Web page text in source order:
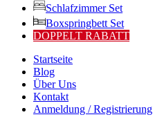
Schlafzimmer Set
Boxspringbett Set
DOPPELT RABATT
Startseite
Blog
Über Uns
Kontakt
Anmeldung / Registrierung